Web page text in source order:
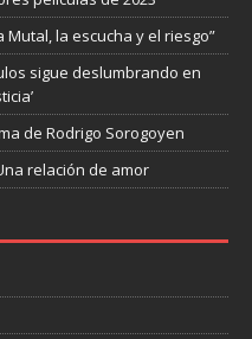
Mutal, la escucha y el riesgo”
sigue deslumbrando en
de Rodrigo Sorogoyen
relación de amor